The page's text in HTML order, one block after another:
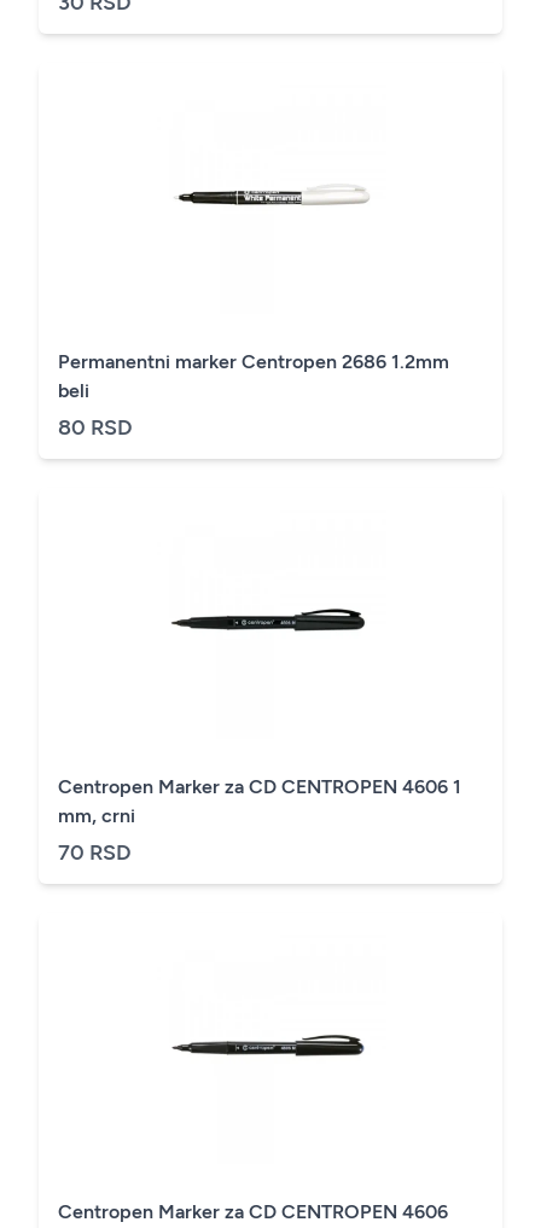
Permanentni marker Centropen 2686 1.2mm
beli
80 RSD
Centropen Marker za CD CENTROPEN 4606 1
mm, crni
70 RSD
Centropen Marker za CD CENTROPEN 4606